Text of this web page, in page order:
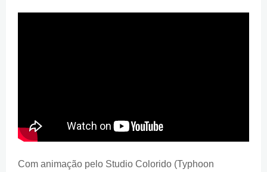
Com animação pelo Studio Colorido (Typhoon